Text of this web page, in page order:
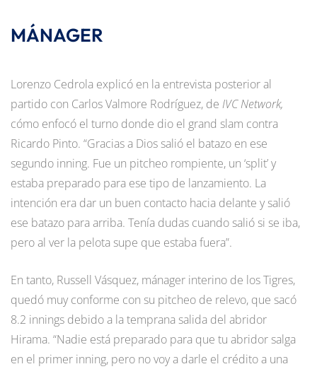
MÁNAGER
Lorenzo Cedrola explicó en la entrevista posterior al
partido con Carlos Valmore Rodríguez, de IVC Network,
cómo enfocó el turno donde dio el grand slam contra
Ricardo Pinto. “Gracias a Dios salió el batazo en ese
segundo inning. Fue un pitcheo rompiente, un ‘split’ y
estaba preparado para ese tipo de lanzamiento. La
intención era dar un buen contacto hacia delante y salió
ese batazo para arriba. Tenía dudas cuando salió si se iba,
pero al ver la pelota supe que estaba fuera”.
En tanto, Russell Vásquez, mánager interino de los Tigres,
quedó muy conforme con su pitcheo de relevo, que sacó
8.2 innings debido a la temprana salida del abridor
Hirama. “Nadie está preparado para que tu abridor salga
en el primer inning, pero no voy a darle el crédito a una